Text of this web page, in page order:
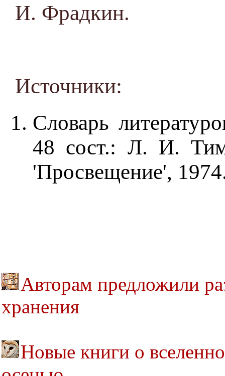
И. Фрадкин.
Источники:
Словарь
48 сост.: Л. И.
'Просвещение',
Авторам предложили
хранения
Новые книги о